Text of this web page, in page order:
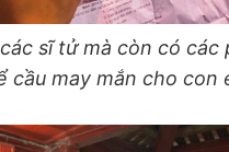
sĩ tử mà còn có các
cầu may mắn cho con